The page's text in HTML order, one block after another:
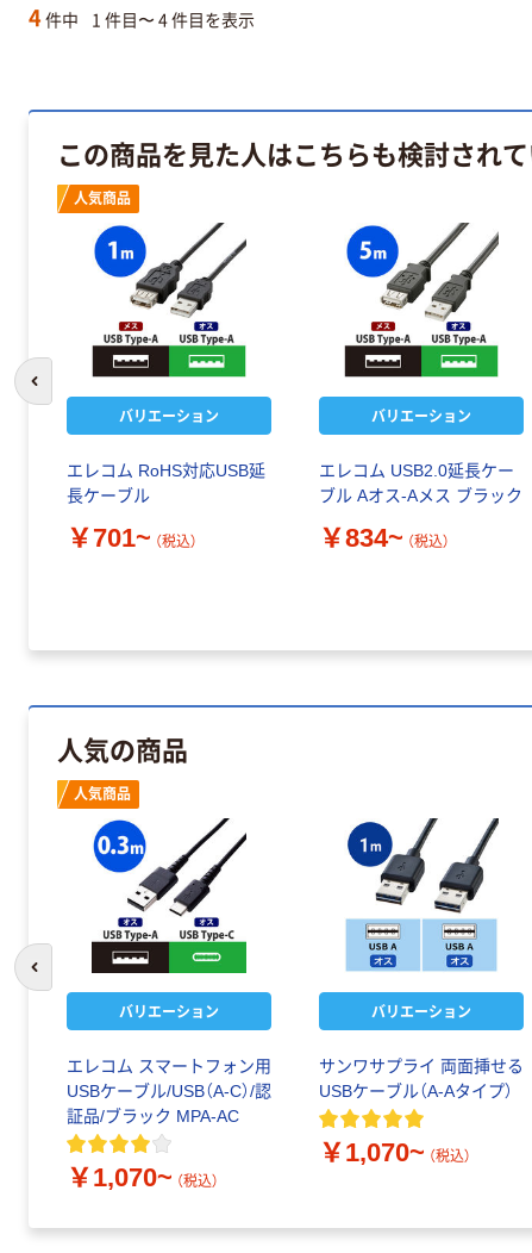
4 件中 1 件目〜 4 件目を表示
この商品を見た人はこちらも検討され
人気商品
バリエーション
エレコム RoHS対応USB延
長ケーブル
￥701~ （税込）
バリエーション
エレコム USB2.0延長ケー
ブル Aオス-Aメス ブラック
￥834~ （税込）
前のスライドへ
人気の商品
人気商品
バリエーション
エレコム スマートフォン用
USBケーブル/USB（A-C）/認
証品/ブラック MPA-AC
￥1,070~ （税込）
バリエーション
サンワサプライ 両面挿せる
USBケーブル（A-Aタイプ）
￥1,070~ （税込）
前のスライドへ